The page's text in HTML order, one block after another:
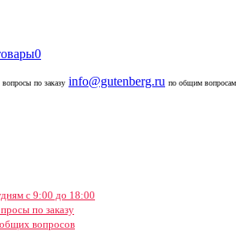
0
вопросы по заказу info@gutenberg.ru по общим вопросам
с 9:00 до 18:00
по заказу
вопросов